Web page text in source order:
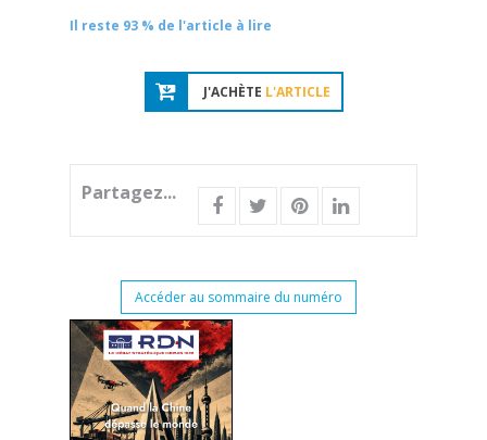
Il reste 93 % de l'article à lire
J'ACHÈTE L'ARTICLE
Partagez...
Accéder au sommaire du numéro